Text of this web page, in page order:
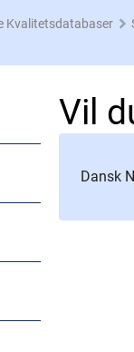
Kvalitetsdatabaser
Vil
Dansk